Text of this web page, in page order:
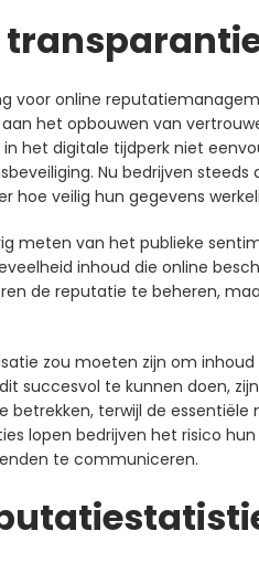
voor online
het opbouwen van
het digitale tijdperk niet
Nu bedrijven
veilig hun gegevens
meten van het publieke
inhoud die online
de reputatie te beheren,
zou moeten zijn om
succesvol te kunnen doen,
terwijl de
lopen bedrijven het risico
te communiceren.